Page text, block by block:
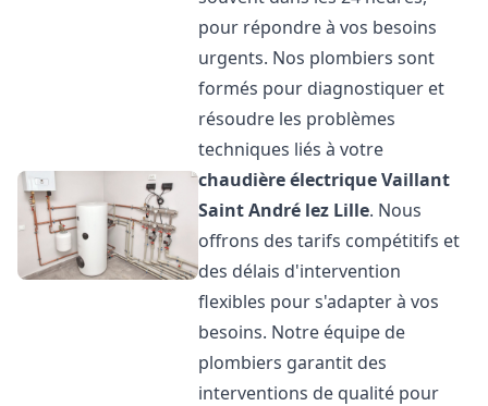
pour répondre à vos besoins
urgents. Nos plombiers sont
formés pour diagnostiquer et
résoudre les problèmes
techniques liés à votre
chaudière électrique Vaillant
Saint André lez Lille. Nous
offrons des tarifs compétitifs et
des délais d'intervention
flexibles pour s'adapter à vos
besoins. Notre équipe de
plombiers garantit des
interventions de qualité pour